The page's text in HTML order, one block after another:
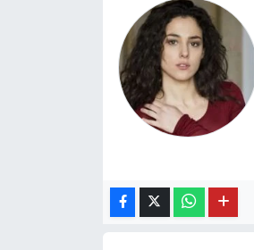
Ağlı Haberleri
Araç Haberleri
Azdavay Haberleri
Çatalzeytin Haberleri